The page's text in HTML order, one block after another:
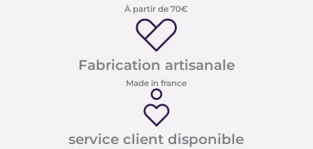
À partir de 70€
Fabrication artisanale
Made in france
service client disponible